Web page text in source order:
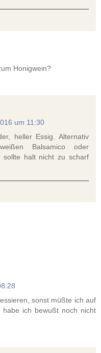
Honigwein?
um 11:30
heller Essig. Alternativ
Balsamico oder
sollte halt nicht zu scharf
sonst müßte ich auf
ich bewußt noch nicht